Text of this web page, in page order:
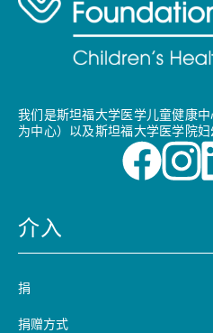
我们是斯坦福大学医学儿童健康
为中心）以及斯坦福大学医学院
介入
捐
捐赠方式